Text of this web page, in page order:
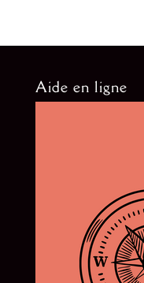
Aide en ligne